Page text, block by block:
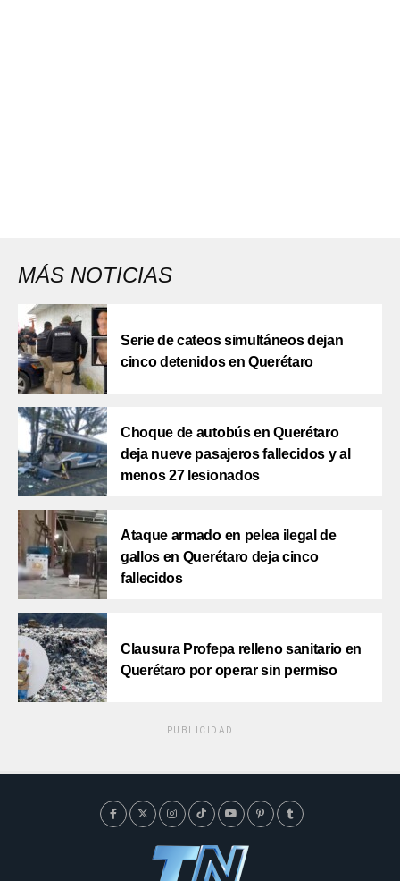
MÁS NOTICIAS
Serie de cateos simultáneos dejan
cinco detenidos en Querétaro
Choque de autobús en Querétaro
deja nueve pasajeros fallecidos y al
menos 27 lesionados
Ataque armado en pelea ilegal de
gallos en Querétaro deja cinco
fallecidos
Clausura Profepa relleno sanitario en
Querétaro por operar sin permiso
PUBLICIDAD